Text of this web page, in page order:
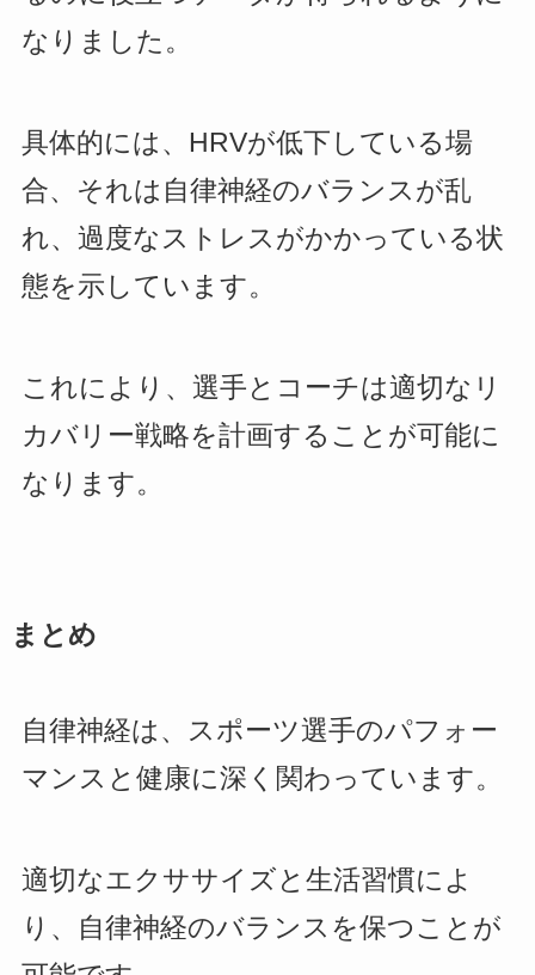
なりました。
具体的には、HRVが低下している場
合、それは自律神経のバランスが乱
れ、過度なストレスがかかっている状
態を示しています。
これにより、選手とコーチは適切なリ
カバリー戦略を計画することが可能に
なります。
まとめ
自律神経は、スポーツ選手のパフォー
マンスと健康に深く関わっています。
適切なエクササイズと生活習慣によ
り、自律神経のバランスを保つことが